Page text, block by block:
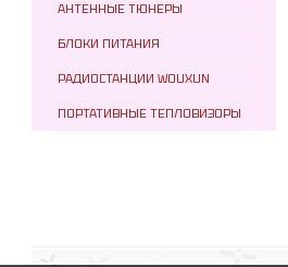
АНТЕННЫЕ ТЮНЕРЫ
БЛОКИ ПИТАНИЯ
РАДИОСТАНЦИИ WOUXUN
ПОРТАТИВНЫЕ ТЕПЛОВИЗОРЫ